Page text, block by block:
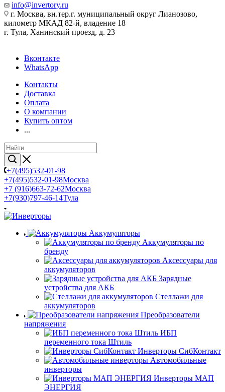
info@invertory.ru
г. Москва, вн.тер.г. муниципальный округ Лианозово,
километр МКАД 82-й, владение 18
г. Тула, Ханинский проезд, д. 23
Вконтакте
WhatsApp
Контакты
Доставка
Оплата
О компании
Купить оптом
...
+7(495)532-01-98
+7(495)532-01-98Москва
+7 (916)663-72-62Москва
+7(930)797-46-14Тула
Аккумуляторы
Аккумуляторы по
бренду
Аксессуары для
аккумуляторов
Зарядные
устройства для АКБ
Стеллажи для
аккумуляторов
Преобразователи
напряжения
ИБП
переменного тока Штиль
Инверторы СибКонтакт
Автомобильные
инверторы
Инверторы МАП
ЭНЕРГИЯ